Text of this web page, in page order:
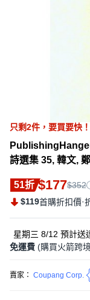
只剩2件， 要買要快！
詩選集 35, 韓文,
51折 $177$352
$119首購折扣價·
星期三 8/12 預計送
免運費 (購買火箭跨
賣家： Coupang Corp.